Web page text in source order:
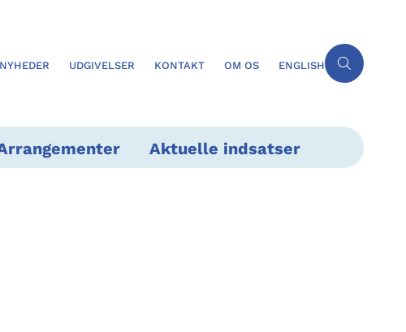
NYHEDER UDGIVELSER KONTAKT OM OS ENGLISH
Aktuelle indsatser